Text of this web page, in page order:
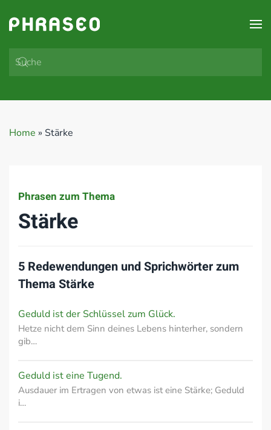
Zum Hauptinhalt springen
Home » Stärke
Phrasen zum Thema
Stärke
5 Redewendungen und Sprichwörter zum
Thema Stärke
Geduld ist der Schlüssel zum Glück.
Hetze nicht dem Sinn deines Lebens hinterher, sondern
gib…
Geduld ist eine Tugend.
Ausdauer im Ertragen von etwas ist eine Stärke; Geduld
i…